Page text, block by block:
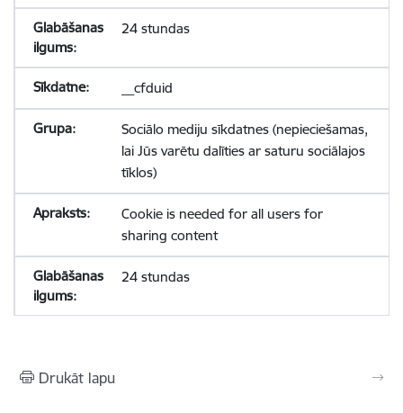
24 stundas
__cfduid
Sociālo mediju sīkdatnes (nepieciešamas,
lai Jūs varētu dalīties ar saturu sociālajos
tīklos)
Cookie is needed for all users for
sharing content
24 stundas
Drukāt lapu